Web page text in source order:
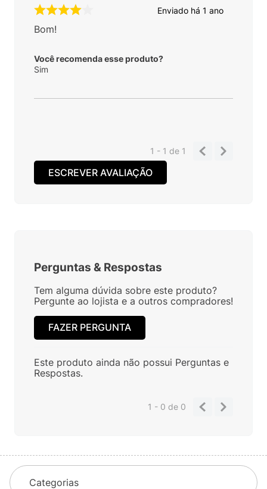
Enviado há 1 ano
Bom!
Você recomenda esse produto?
Sim
1 - 1de 1
ESCREVER AVALIAÇÃO
Perguntas & Respostas
Tem alguma dúvida sobre este produto?
Pergunte ao lojista e a outros compradores!
FAZER PERGUNTA
Este produto ainda não possui Perguntas e
Respostas.
1 - 0de 0
Categorias